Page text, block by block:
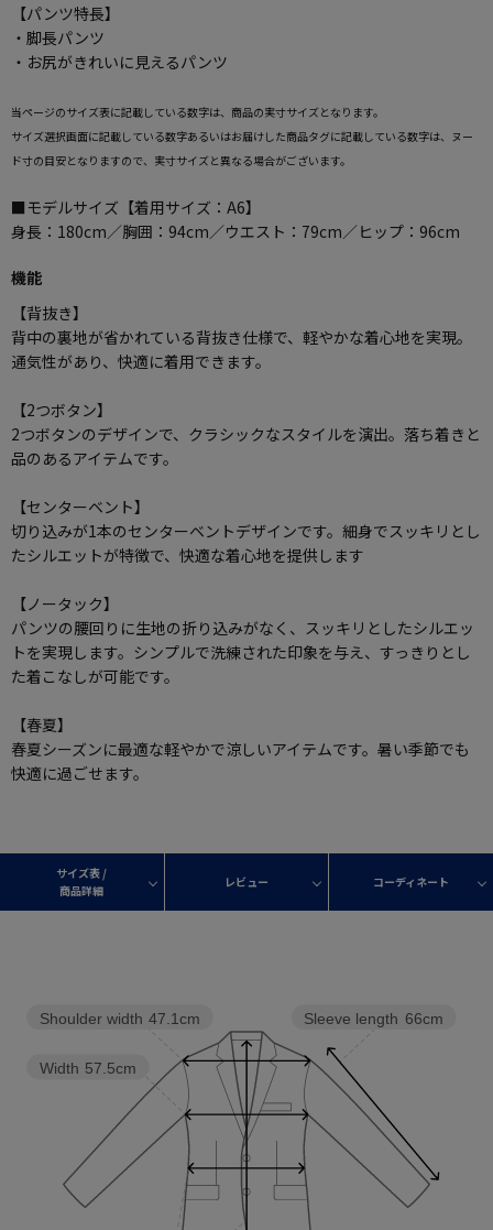
【パンツ特長】
・脚長パンツ
・お尻がきれいに見えるパンツ
当ページのサイズ表に記載している数字は、商品の実寸サイズとなります。
サイズ選択画面に記載している数字あるいはお届けした商品タグに記載している数字は、ヌー
ド寸の目安となりますので、実寸サイズと異なる場合がございます。
■モデルサイズ【着用サイズ：A6】
身長：180cm／胸囲：94cm／ウエスト：79cm／ヒップ：96cm
機能
【背抜き】
背中の裏地が省かれている背抜き仕様で、軽やかな着心地を実現。
通気性があり、快適に着用できます。
【2つボタン】
2つボタンのデザインで、クラシックなスタイルを演出。落ち着きと
品のあるアイテムです。
【センターベント】
切り込みが1本のセンターベントデザインです。細身でスッキリとし
たシルエットが特徴で、快適な着心地を提供します
【ノータック】
パンツの腰回りに生地の折り込みがなく、スッキリとしたシルエッ
トを実現します。シンプルで洗練された印象を与え、すっきりとし
た着こなしが可能です。
【春夏】
春夏シーズンに最適な軽やかで涼しいアイテムです。暑い季節でも
快適に過ごせます。
サイズ表 /
商品詳細
レビュー コーディネート
Sleeve length 66cm
Width 57.5cm
Shoulder width 47.1cm